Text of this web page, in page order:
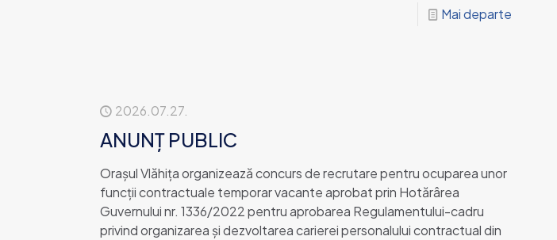
Mai departe
2026.07.27.
ANUNȚ PUBLIC
Orașul Vlăhița organizează concurs de recrutare pentru ocuparea unor
funcții contractuale temporar vacante aprobat prin Hotărârea
Guvernului nr. 1336/2022 pentru aprobarea Regulamentului-cadru
privind organizarea şi dezvoltarea carierei personalului contractual din